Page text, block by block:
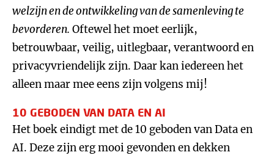
welzijn en de ontwikkeling van de samenleving te
bevorderen. Oftewel het moet eerlijk,
betrouwbaar, veilig, uitlegbaar, verantwoord en
privacyvriendelijk zijn. Daar kan iedereen het
alleen maar mee eens zijn volgens mij!
10 GEBODEN VAN DATA EN AI
Het boek eindigt met de 10 geboden van Data en
AI. Deze zijn erg mooi gevonden en dekken